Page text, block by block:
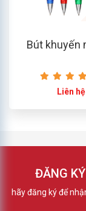
Bút khuyến
Liên hệ
ĐĂNG
hãy đăng ký để